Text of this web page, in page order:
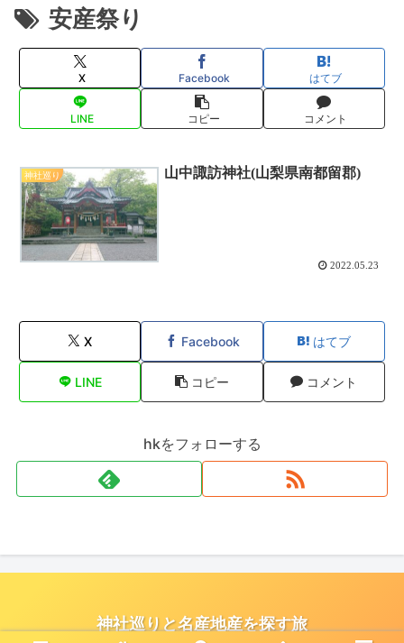
安産祭り
X Facebook はてブ
LINE コピー コメント
神社巡り 山中諏訪神社(山梨県南都留郡)
2022.05.23
X Facebook はてブ
LINE コピー コメント
hkをフォローする
神社巡りと名産地産を探す旅